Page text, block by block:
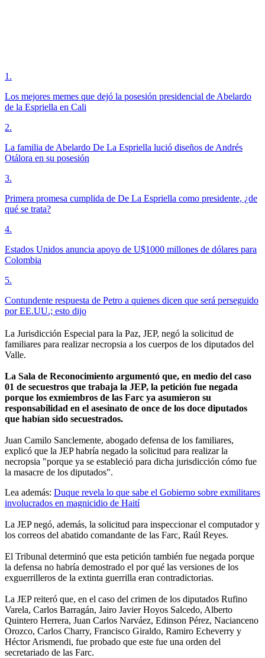
1 .
Los mejores memes que dejó la posesión presidencial de Abelardo
de la Espriella en Cali
2.
La familia de Abelardo De La Espriella lució diseños de Andrés
Otálora en su posesión
3.
Primera promesa cumplida de De La Espriella como presidente, ¿de
qué se trata?
4.
Estados Unidos anuncia apoyo de U$1000 millones de dólares para
Colombia
5.
Contundente respuesta de Petro a quienes dicen que será perseguido
por EE.UU.; esto dijo
La Jurisdicción Especial para la Paz, JEP, negó la solicitud de
familiares para realizar necropsia a los cuerpos de los diputados del
Valle.
La Sala de Reconocimiento argumentó que, en medio del caso
01 de secuestros que trabaja la JEP, la petición fue negada
porque los exmiembros de las Farc ya asumieron su
responsabilidad en el asesinato de once de los doce diputados
que habían sido secuestrados.
Juan Camilo Sanclemente, abogado defensa de los familiares,
explicó que la JEP habría negado la solicitud para realizar la
necropsia "porque ya se estableció para dicha jurisdicción cómo fue
la masacre de los diputados".
Lea además: Duque revela lo que sabe el Gobierno sobre exmilitares
involucrados en magnicidio de Haití
La JEP negó, además, la solicitud para inspeccionar el computador y
los correos del abatido comandante de las Farc, Raúl Reyes.
El Tribunal determinó que esta petición también fue negada porque
la defensa no habría demostrado el por qué las versiones de los
exguerrilleros de la extinta guerrilla eran contradictorias.
La JEP reiteró que, en el caso del crimen de los diputados Rufino
Varela, Carlos Barragán, Jairo Javier Hoyos Salcedo, Alberto
Quintero Herrera, Juan Carlos Narváez, Edinson Pérez, Nacianceno
Orozco, Carlos Charry, Francisco Giraldo, Ramiro Echeverry y
Héctor Arismendi, fue probado que este fue una orden del
secretariado de las Farc.